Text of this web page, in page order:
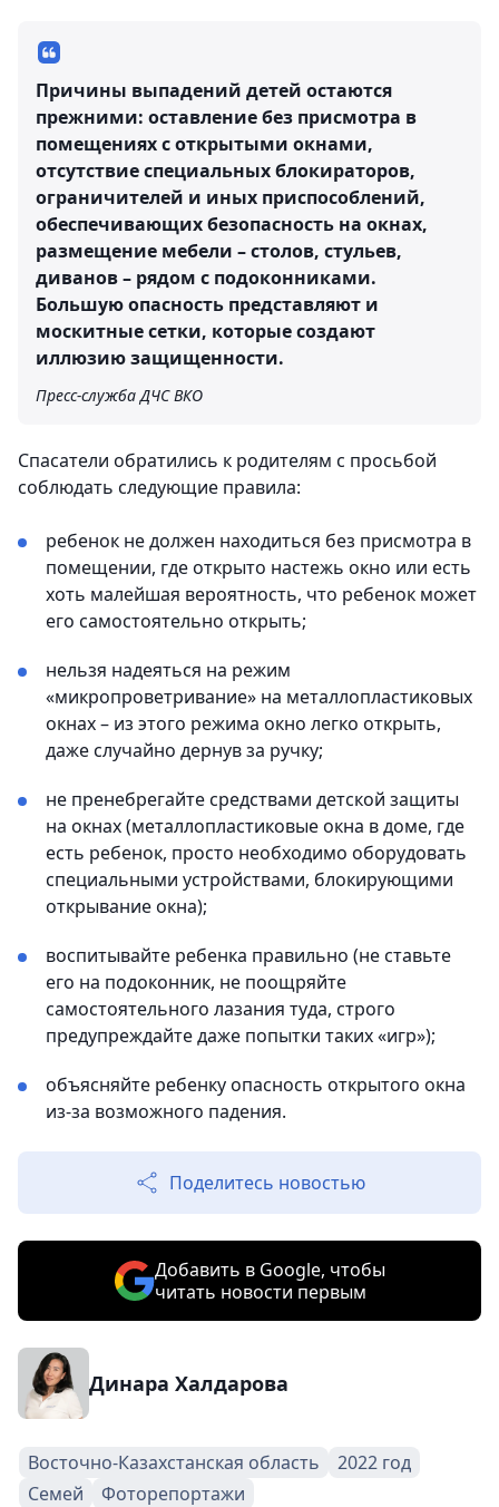
Причины выпадений детей остаются
прежними: оставление без присмотра в
помещениях с открытыми окнами,
отсутствие специальных блокираторов,
ограничителей и иных приспособлений,
обеспечивающих безопасность на окнах,
размещение мебели – столов, стульев,
диванов – рядом с подоконниками.
Большую опасность представляют и
москитные сетки, которые создают
иллюзию защищенности.
Пресс-служба ДЧС ВКО
Спасатели обратились к родителям с просьбой
соблюдать следующие правила:
ребенок не должен находиться без присмотра в
помещении, где открыто настежь окно или есть
хоть малейшая вероятность, что ребенок может
его самостоятельно открыть;
нельзя надеяться на режим
«микропроветривание» на металлопластиковых
окнах – из этого режима окно легко открыть,
даже случайно дернув за ручку;
не пренебрегайте средствами детской защиты
на окнах (металлопластиковые окна в доме, где
есть ребенок, просто необходимо оборудовать
специальными устройствами, блокирующими
открывание окна);
воспитывайте ребенка правильно (не ставьте
его на подоконник, не поощряйте
самостоятельного лазания туда, строго
предупреждайте даже попытки таких «игр»);
объясняйте ребенку опасность открытого окна
из-за возможного падения.
Поделитесь новостью
Добавить в Google, чтобы
читать новости первым
Динара Халдарова
Восточно-Казахстанская область
2022 год
Семей
Фоторепортажи